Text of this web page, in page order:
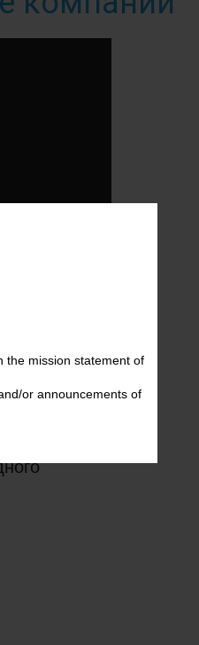
the mission statement of
or announcements of